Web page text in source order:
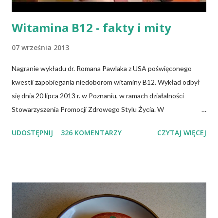
Witamina B12 - fakty i mity
07 września 2013
Nagranie wykładu dr. Romana Pawlaka z USA poświęconego
kwestii zapobiegania niedoborom witaminy B12. Wykład odbył
się dnia 20 lipca 2013 r. w Poznaniu, w ramach działalności
Stowarzyszenia Promocji Zdrowego Stylu Życia. W
posiadamy odnośnie witaminy B12 w świetle aktualnych
weganie (ludzie, którzy nie spożywają mięsa i produktów
pochodzenia zwierzęcego), laktoowowegetarianie (osoby, które
UDOSTĘPNIJ 326 KOMENTARZY CZYTAJ WIĘCEJ